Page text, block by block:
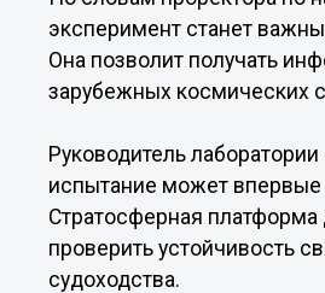
эксперимент станет
Она позволит получать
зарубежных космических
Руководитель
испытание может впервые
Стратосферная платформа
проверить устойчивость
судоходства.